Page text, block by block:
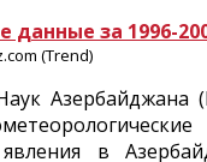
данные за 1996-
(Trend)
Азербайджана
явления в